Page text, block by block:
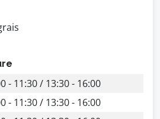
- 11:30 / 13:30 - 16:00
- 11:30 / 13:30 - 16:00